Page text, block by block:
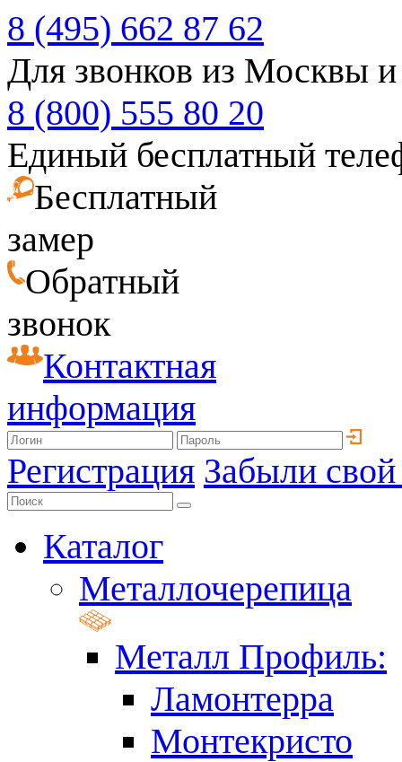
8 (495) 662 87 62
Для звонков из Москвы
8 (800) 555 80 20
Единый бесплатный
Бесплатный
замер
Обратный
звонок
Контактная
информация
Регистрация Забыли
Каталог
Металлочерепица
Металл Профиль:
Ламонтерра
Монтекристо